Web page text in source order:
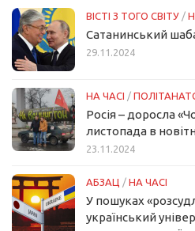
ВІСТІ З ТОГО СВІТУ /
Сатанинський
29.11.2024
НА ЧАСІ /
Росія – доросла
листопада в
23.11.2024
АБЗАЦ / НА ЧАСІ
У пошуках
український